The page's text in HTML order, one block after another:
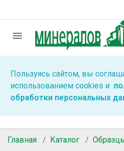
menu
Пользуясь сайтом, вы
использованием cookies и
обработки персональных
Главная Каталог